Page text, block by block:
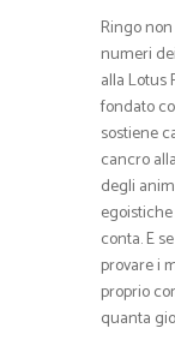
Ringo
numeri dei
alla Lotus
fondato
sostiene
cancro
degli
conta. E
provare i
proprio
quanta